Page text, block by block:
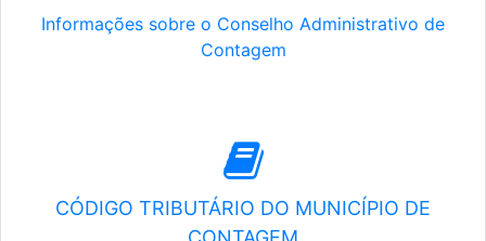
Informações sobre o Conselho Administrativo de
Contagem
CÓDIGO TRIBUTÁRIO DO MUNICÍPIO DE